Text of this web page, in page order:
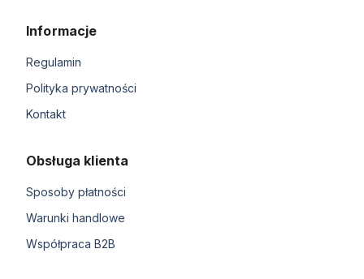
Informacje
Regulamin
Polityka prywatności
Kontakt
Obsługa klienta
Sposoby płatności
Warunki handlowe
Współpraca B2B